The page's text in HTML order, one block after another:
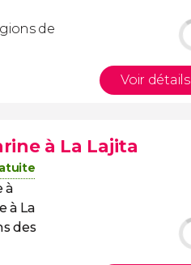
de
Voir détails
à La Lajita
à
à La
des